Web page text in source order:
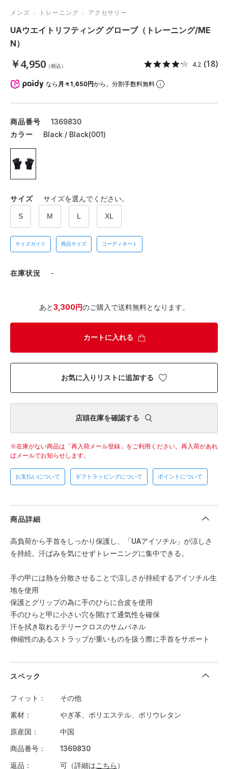
メンズ トレーニング アクセサリー
UAウエイトリフティング グローブ（トレーニング/ME
N）
￥4,950 （税込） 4.2 (18)
なら 月々1,650円から。分割手数料無料
商品番号
1369830
カラー
Black / Black(001)
サイズ サイズを選んでください。
S M L XL
サイズガイド 商品サイズ コーディネート
在庫状況 -
あと3,300円のご購入で送料無料となります。
カートに入れる
お気に入りリストに追加する
店頭在庫を確認する
在庫がない商品は「再入荷メール登録」をご利用ください。 再入荷があれ
ばメールでお知らせします。
お支払いについて ギフトラッピングについて ポイントについて
商品詳細
高負荷から手首をしっかり保護し、「UAアイソチル」が涼しさ
を持続。汗ばみを気にせずトレーニングに集中できる。
手の甲には熱を分散させることで涼しさが持続するアイソチル生
地を使用
保護とグリップの為に手のひらに合皮を使用
手のひらと甲に小さい穴を開けて通気性を確保
汗を拭き取れるテリークロスのサムパネル
伸縮性のあるストラップが重いものを扱う際に手首をサポート
スペック
フィット
その他
素材
やぎ革、ポリエステル、ポリウレタン
原産国
中国
商品番号
1369830
返品
可（詳細はこちら ）